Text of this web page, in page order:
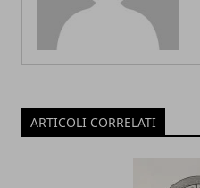
ARTICOLI CORRELATI